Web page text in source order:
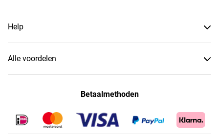
Help
Alle voordelen
Betaalmethoden